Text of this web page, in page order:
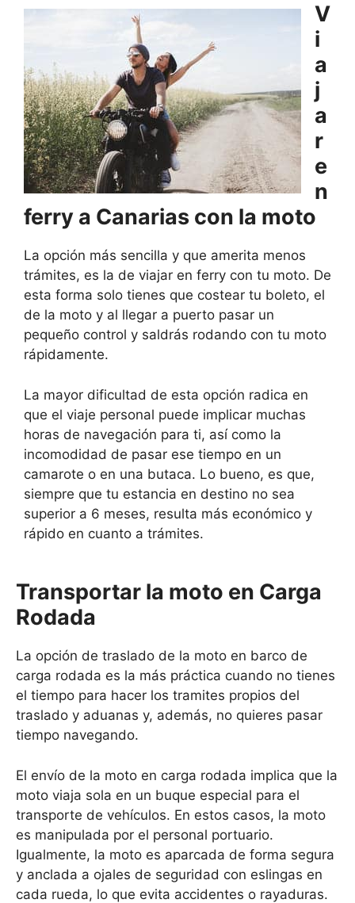
V
i
a
j
a
r
e
n
ferry a Canarias con la moto
La opción más sencilla y que amerita menos
trámites, es la de viajar en ferry con tu moto. De
esta forma solo tienes que costear tu boleto, el
de la moto y al llegar a puerto pasar un
pequeño control y saldrás rodando con tu moto
rápidamente.
La mayor dificultad de esta opción radica en
que el viaje personal puede implicar muchas
horas de navegación para ti, así como la
incomodidad de pasar ese tiempo en un
camarote o en una butaca. Lo bueno, es que,
siempre que tu estancia en destino no sea
superior a 6 meses, resulta más económico y
rápido en cuanto a trámites.
Transportar la moto en Carga
Rodada
La opción de traslado de la moto en barco de
carga rodada es la más práctica cuando no tienes
el tiempo para hacer los tramites propios del
traslado y aduanas y, además, no quieres pasar
tiempo navegando.
El envío de la moto en carga rodada implica que la
moto viaja sola en un buque especial para el
transporte de vehículos. En estos casos, la moto
es manipulada por el personal portuario.
Igualmente, la moto es aparcada de forma segura
y anclada a ojales de seguridad con eslingas en
cada rueda, lo que evita accidentes o rayaduras.